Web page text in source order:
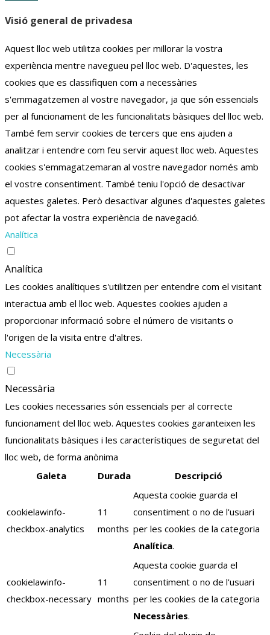
Visió general de privadesa
Aquest lloc web utilitza cookies per millorar la vostra
experiència mentre navegueu pel lloc web. D'aquestes, les
cookies que es classifiquen com a necessàries
s'emmagatzemen al vostre navegador, ja que són essencials
per al funcionament de les funcionalitats bàsiques del lloc web.
També fem servir cookies de tercers que ens ajuden a
analitzar i entendre com feu servir aquest lloc web. Aquestes
cookies s'emmagatzemaran al vostre navegador només amb
el vostre consentiment. També teniu l'opció de desactivar
aquestes galetes. Però desactivar algunes d'aquestes galetes
pot afectar la vostra experiència de navegació.
Analítica
Analítica
Les cookies analítiques s'utilitzen per entendre com el visitant
interactua amb el lloc web. Aquestes cookies ajuden a
proporcionar informació sobre el número de visitants o
l'origen de la visita entre d'altres.
Necessària
Necessària
Les cookies necessaries són essencials per al correcte
funcionament del lloc web. Aquestes cookies garanteixen les
funcionalitats bàsiques i les característiques de seguretat del
lloc web, de forma anònima
Galeta
Durada Descripció
cookielawinfo-
checkbox-analytics
11
months
Aquesta cookie guarda el
consentiment o no de l'usuari
per les cookies de la categoria
Analítica.
cookielawinfo-
checkbox-necessary
11
months
Aquesta cookie guarda el
consentiment o no de l'usuari
per les cookies de la categoria
Necessàries.